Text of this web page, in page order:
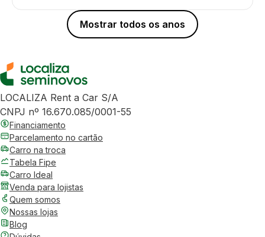
Mostrar todos os anos
LOCALIZA Rent a Car S/A
CNPJ nº 16.670.085/0001-55
Financiamento
Parcelamento no cartão
Carro na troca
Tabela Fipe
Carro Ideal
Venda para lojistas
Quem somos
Nossas lojas
Blog